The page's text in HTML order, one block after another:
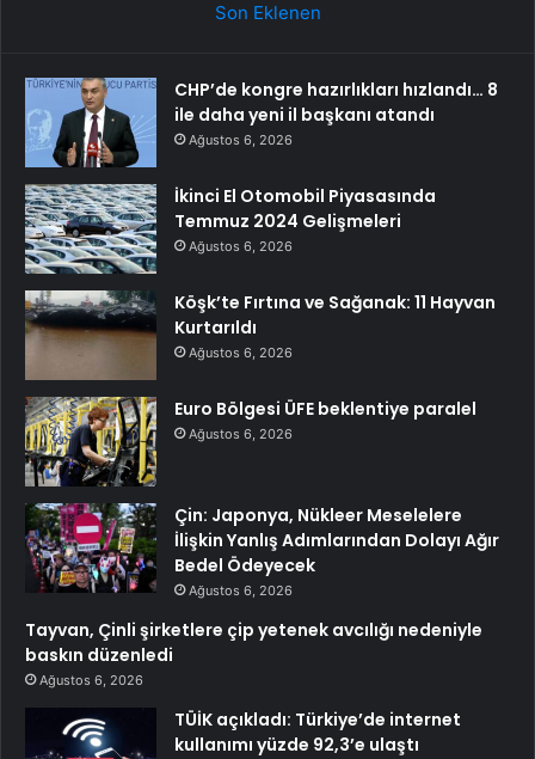
Son Eklenen
CHP’de kongre hazırlıkları hızlandı… 8
ile daha yeni il başkanı atandı
Ağustos 6, 2026
İkinci El Otomobil Piyasasında
Temmuz 2024 Gelişmeleri
Ağustos 6, 2026
Köşk’te Fırtına ve Sağanak: 11 Hayvan
Kurtarıldı
Ağustos 6, 2026
Euro Bölgesi ÜFE beklentiye paralel
Ağustos 6, 2026
Çin: Japonya, Nükleer Meselelere
İlişkin Yanlış Adımlarından Dolayı Ağır
Bedel Ödeyecek
Ağustos 6, 2026
Tayvan, Çinli şirketlere çip yetenek avcılığı nedeniyle
baskın düzenledi
Ağustos 6, 2026
TÜİK açıkladı: Türkiye’de internet
kullanımı yüzde 92,3’e ulaştı